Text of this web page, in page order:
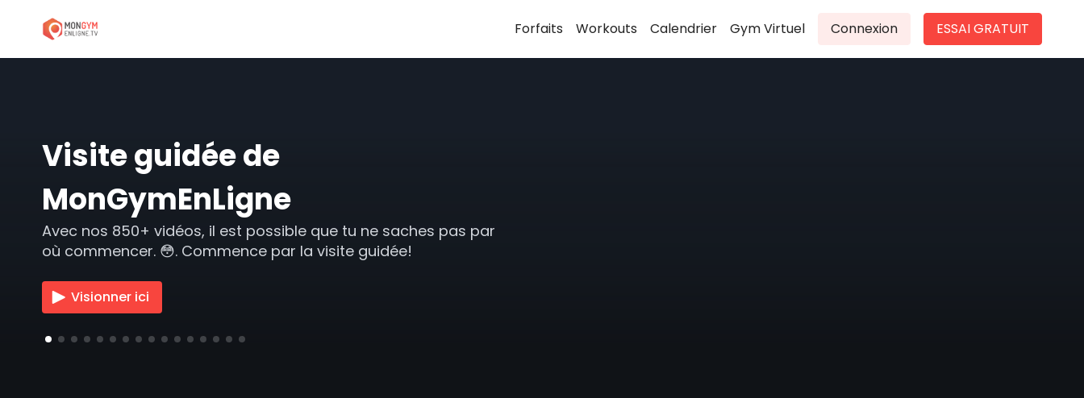
Forfaits Workouts Calendrier Gym Virtuel Connexion ESSAI GRATUIT
Visite guidée de
MonGymEnLigne
Avec nos 850+ vidéos, il est possible que tu ne saches pas par
où commencer. 😳. Commence par la visite guidée!
Visionner ici